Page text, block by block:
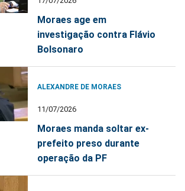
Moraes age em
investigação contra Flávio
Bolsonaro
ALEXANDRE DE MORAES
11/07/2026
Moraes manda soltar ex-
prefeito preso durante
operação da PF